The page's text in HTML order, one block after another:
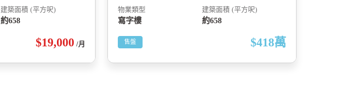
建築面積 (平方呎)
約658
$19,000 /月
物業類型
寫字樓
建築面積 (平方呎)
約658
售盤 $418萬